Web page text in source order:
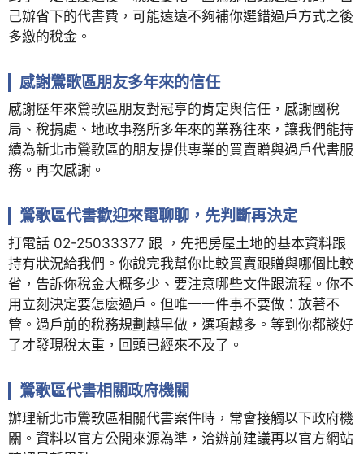
己辦省下的代書費，可能遠遠不夠補你選錯過戶方式之後
多繳的稅金。
感謝鶯歌區朋友多年來的信任
感謝歷年來鶯歌區朋友對冠亨的肯定與信任，感謝國稅
局、稅捐處、地政事務所多年來的業務往來，讓我們能持
續為新北市鶯歌區的朋友提供專業的買賣贈與過戶代書服
務。再次感謝。
鶯歌區代書歡迎來電聊聊，先判斷再決定
打電話 02-25033377 跟 ，先把房屋土地的基本資料跟
持有狀況給我們。你說完我幫你比較買賣跟贈與哪個比較
省，告訴你稅金大概多少、要注意哪些文件跟流程。你不
用立刻決定要怎麼過戶。但唯一一件事不要做：放著不
管。過戶前的稅務規劃越早做，選項越多。等到你都談好
了才發現稅太重，回頭已經來不及了。
鶯歌區代書相關政府機關
辦理新北市鶯歌區相關代書案件時，常會接觸以下政府機
關。資料以官方公開來源為準，洽辦前建議再以官方網站